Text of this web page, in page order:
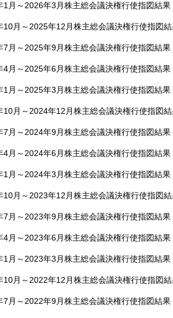
1月～2026年3月株主総会議決権行使指図結果
10月～2025年12月株主総会議決権行使指図
7月～2025年9月株主総会議決権行使指図結果
4月～2025年6月株主総会議決権行使指図結果
1月～2025年3月株主総会議決権行使指図結果
10月～2024年12月株主総会議決権行使指図
7月～2024年9月株主総会議決権行使指図結果
4月～2024年6月株主総会議決権行使指図結果
1月～2024年3月株主総会議決権行使指図結果
10月～2023年12月株主総会議決権行使指図
7月～2023年9月株主総会議決権行使指図結果
4月～2023年6月株主総会議決権行使指図結果
1月～2023年3月株主総会議決権行使指図結果
10月～2022年12月株主総会議決権行使指図
7月～2022年9月株主総会議決権行使指図結果